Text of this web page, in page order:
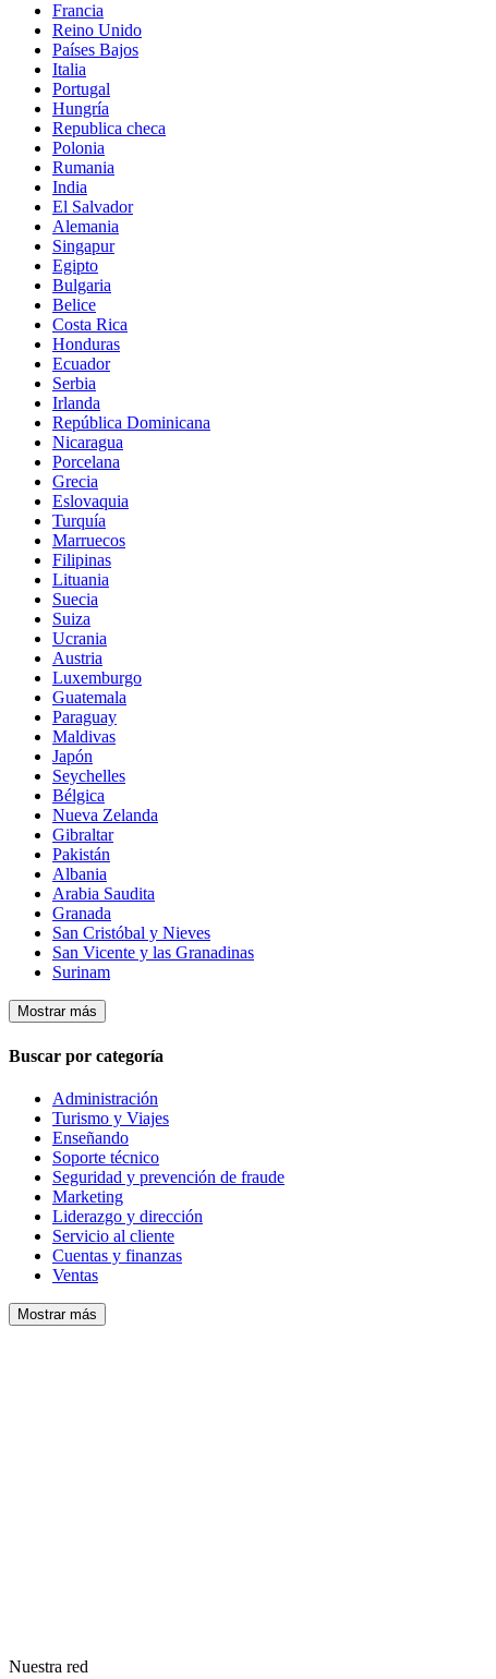
Francia
Reino Unido
Países Bajos
Italia
Portugal
Hungría
Republica checa
Polonia
Rumania
India
El Salvador
Alemania
Singapur
Egipto
Bulgaria
Belice
Costa Rica
Honduras
Ecuador
Serbia
Irlanda
República Dominicana
Nicaragua
Porcelana
Grecia
Eslovaquia
Turquía
Marruecos
Filipinas
Lituania
Suecia
Suiza
Ucrania
Austria
Luxemburgo
Guatemala
Paraguay
Maldivas
Japón
Seychelles
Bélgica
Nueva Zelanda
Gibraltar
Pakistán
Albania
Arabia Saudita
Granada
San Cristóbal y Nieves
San Vicente y las Granadinas
Surinam
Mostrar más
Buscar por categoría
Administración
Turismo y Viajes
Enseñando
Soporte técnico
Seguridad y prevención de fraude
Marketing
Liderazgo y dirección
Servicio al cliente
Cuentas y finanzas
Ventas
Mostrar más
Nuestra red